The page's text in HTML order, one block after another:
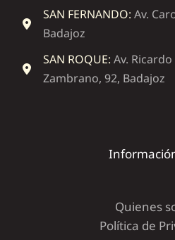
SAN FERNANDO: Av.
Badajoz
SAN ROQUE: Av.
Zambrano, 92, Badajoz
Quienes
Política de